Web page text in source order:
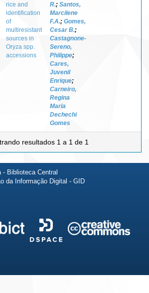
rice and
identification
of
multiresistant
sources in
Oryza spp.
accessions
R.; Santos,
Marcilene
F.A.; Gomes,
Cesar B.;
Castagnone-
Sereno,
Philippe;
Cares,
Juvenil
Enrique;
Carneiro,
Regina
Maria
Dechechi
Gomes
resultados 1 a 1 de 1
- Biblioteca Central
da Informação Digital - GID